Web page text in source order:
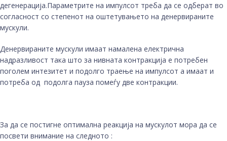
дегенерација.Параметрите на импулсот треба да се одберат во
согласност со степенот на оштетувањето на денервираните
мускули.
Денервираните мускули имаат намалена електрична
надразливост така што за нивната контракција е потребен
поголем интезитет и подолго траење на импулсот а имаат и
потреба од подолга пауза помеѓу две контракции.
За да се постигне оптимална реакција на мускулот мора да се
посвети внимание на следното :